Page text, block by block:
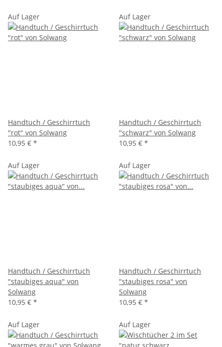
Auf Lager
Handtuch / Geschirrtuch
"rot" von Solwang
10,95 € *
Auf Lager
Handtuch / Geschirrtuch
"schwarz" von Solwang
10,95 € *
Auf Lager
Handtuch / Geschirrtuch
"staubiges aqua" von
Solwang
10,95 € *
Auf Lager
Handtuch / Geschirrtuch
"staubiges rosa" von
Solwang
10,95 € *
Auf Lager Auf Lager